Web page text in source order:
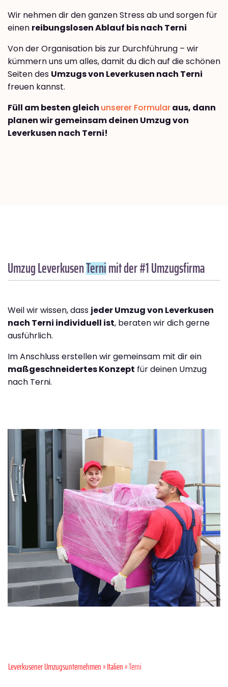
Wir nehmen dir den ganzen Stress ab und sorgen für
einen reibungslosen Ablauf bis nach Terni
Von der Organisation bis zur Durchführung – wir
kümmern uns um alles, damit du dich auf die schönen
Seiten des Umzugs von Leverkusen nach Terni
freuen kannst.
Füll am besten gleich unserer Formularaus, dann
planen wir gemeinsam deinen Umzug von
Leverkusen nach Terni!
Umzug LeverkusenTernimit der #1 Umzugsfirma
Weil wir wissen, dass jeder Umzug von Leverkusen
nach Terni individuell ist, beraten wir dich gerne
ausführlich.
Im Anschluss erstellen wir gemeinsam mit dir ein
maßgeschneidertes Konzept für deinen Umzug
nach Terni.
Leverkusener Umzugsunternehmen»Italien» Terni